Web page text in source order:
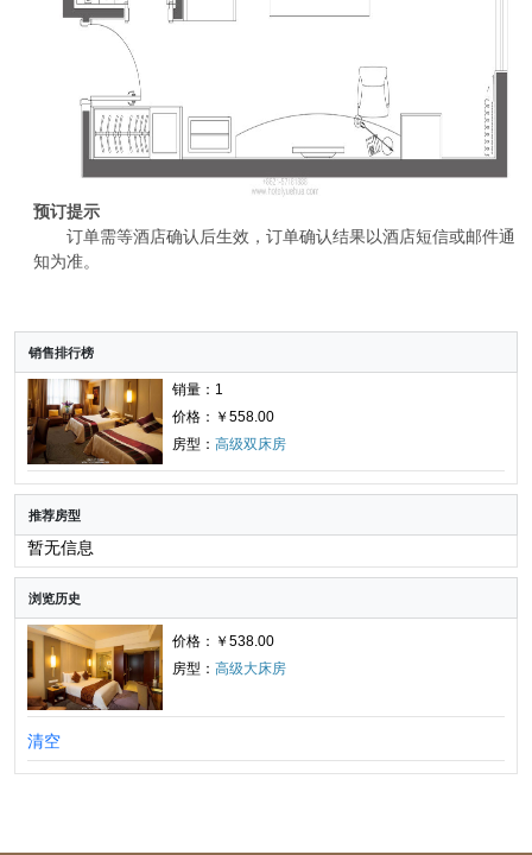
预订提示
订单需等酒店确认后生效，订单确认结果以酒店短信或邮件通
知为准。
销售排行榜
销量：1
价格：￥558.00
房型：高级双床房
推荐房型
暂无信息
浏览历史
价格：￥538.00
房型：高级大床房
清空